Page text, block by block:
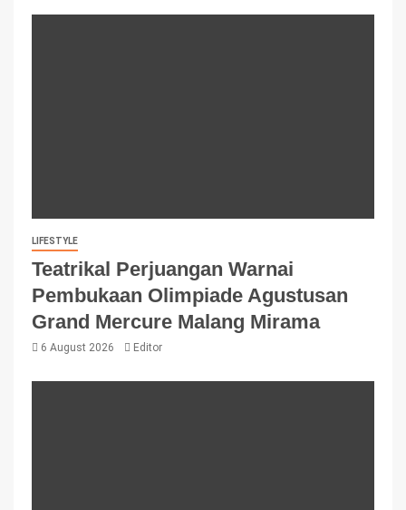
LIFESTYLE
Teatrikal Perjuangan Warnai
Pembukaan Olimpiade Agustusan
Grand Mercure Malang Mirama
6 August 2026 Editor